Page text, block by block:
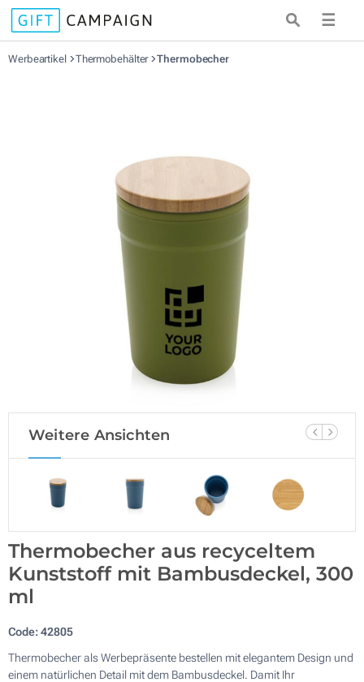
☰
Werbeartikel Thermobehälter Thermobecher
Weitere Ansichten
Thermobecher aus recyceltem
Kunststoff mit Bambusdeckel, 300
ml
Code:42805
Thermobecher als Werbepräsente bestellen mit elegantem Design und
einem natürlichen Detail mit dem Bambusdeckel. Damit Ihr